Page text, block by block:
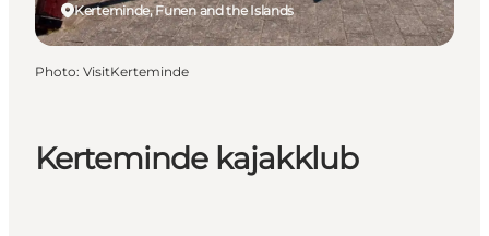
Kerteminde kajakklub
Kerteminde, Funen and the Islands
Photo: VisitKerteminde